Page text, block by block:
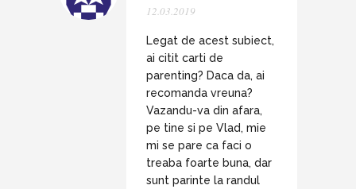
12.03.2019
Legat de acest subiect,
ai citit carti de
parenting? Daca da, ai
recomanda vreuna?
Vazandu-va din afara,
pe tine si pe Vlad, mie
mi se pare ca faci o
treaba foarte buna, dar
sunt parinte la randul